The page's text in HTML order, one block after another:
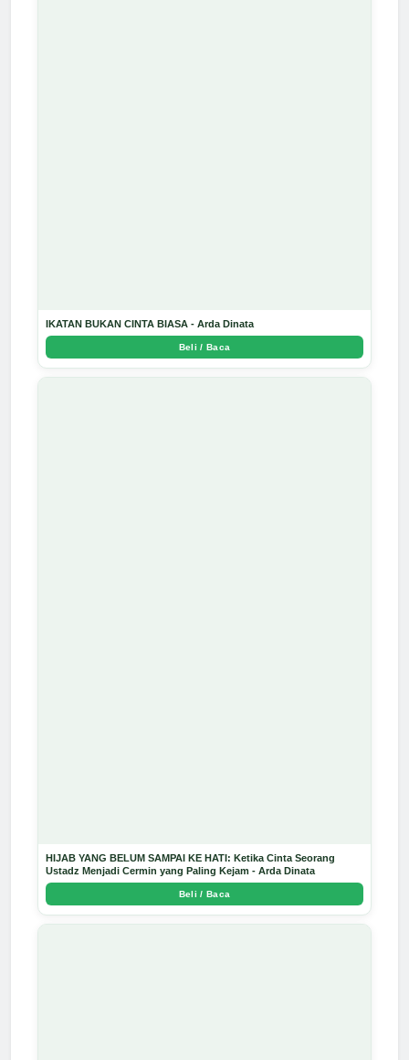
IKATAN BUKAN CINTA BIASA - Arda Dinata
Beli / Baca
HIJAB YANG BELUM SAMPAI KE HATI: Ketika Cinta Seorang
Ustadz Menjadi Cermin yang Paling Kejam - Arda Dinata
Beli / Baca